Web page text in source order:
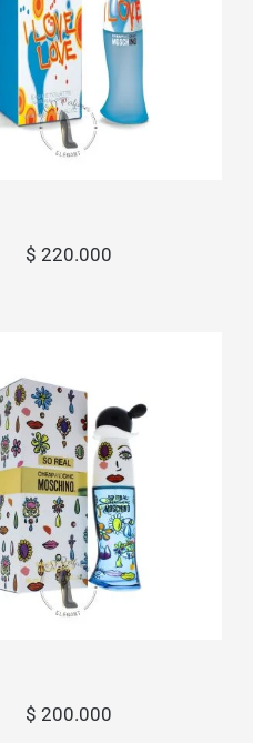
I Love Love
$ 220.000
So Real
$ 200.000